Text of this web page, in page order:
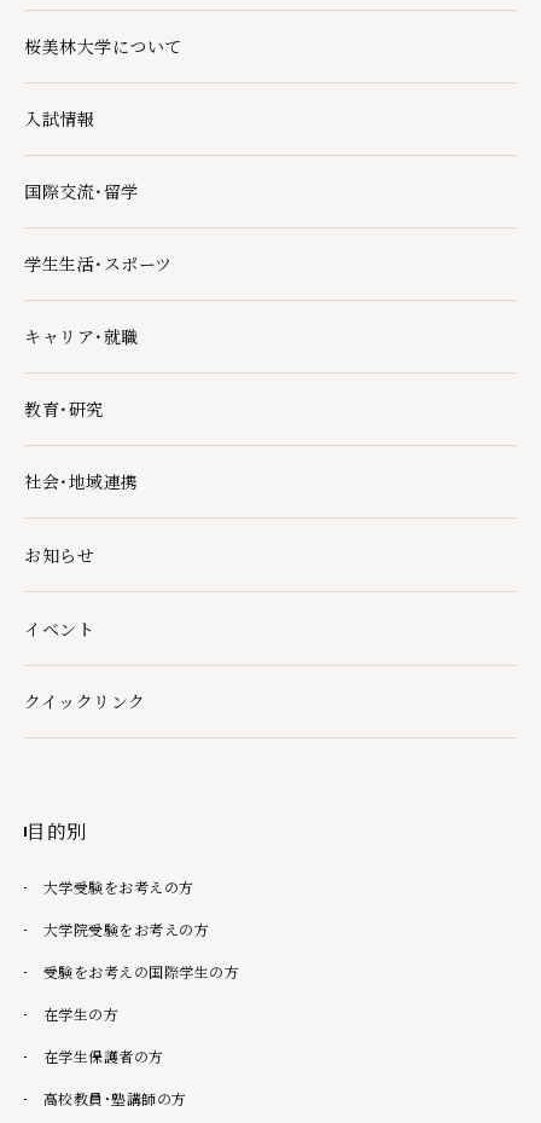
桜美林大学について
桜美林大学についての下層ページ一覧を開く
入試情報
入試情報の下層ページ一覧を開く
国際交流・留学
国際交流・留学の下層ページ一覧を開く
学生生活・スポーツ
学生生活・スポーツの下層ページ一覧を開く
キャリア・就職
キャリア・就職の下層ページ一覧を開く
教育・研究
教育・研究の下層ページ一覧を開く
社会・地域連携
社会・地域連携の下層ページ一覧を開く
お知らせ
イベント
クイックリンク
クイックリンクの下層ページ一覧を開く
目的別
大学受験をお考えの方
大学院受験をお考えの方
受験をお考えの国際学生の方
在学生の方
在学生保護者の方
高校教員・塾講師の方